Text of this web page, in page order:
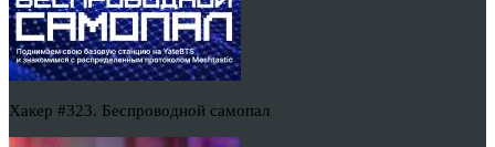
Хакер #323. Беспроводной самопал